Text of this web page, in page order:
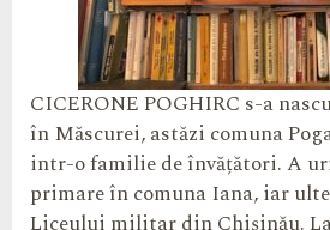
CICERONE POGHIRC s-a
în Măscurei, astăzi comuna
intr-o familie de învățători. A
primare în comuna Iana, iar